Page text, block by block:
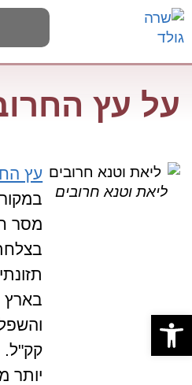
פתח סרגל נגישות
על עץ
ליאת וטנא חרובים
עץ
מסר
בארץ
קק"ל.
יותר